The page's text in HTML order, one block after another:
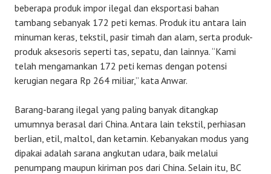
beberapa produk impor ilegal dan eksportasi bahan
tambang sebanyak 172 peti kemas. Produk itu antara lain
minuman keras, tekstil, pasir timah dan alam, serta produk-
produk aksesoris seperti tas, sepatu, dan lainnya. “Kami
telah mengamankan 172 peti kemas dengan potensi
kerugian negara Rp 264 miliar,” kata Anwar.
Barang-barang ilegal yang paling banyak ditangkap
umumnya berasal dari China. Antara lain tekstil, perhiasan
berlian, etil, maltol, dan ketamin. Kebanyakan modus yang
dipakai adalah sarana angkutan udara, baik melalui
penumpang maupun kiriman pos dari China. Selain itu, BC